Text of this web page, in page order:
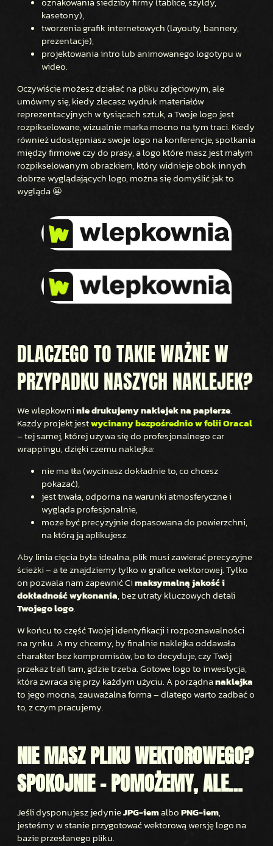
kasetony),
tworzenia grafik internetowych (layouty, bannery,
prezentacje),
projektowania intro lub animowanego logotypu w
wideo.
Oczywiście możesz działać na pliku zdjęciowym, ale
umówmy się, kiedy zlecasz wydruk materiałów
reprezentacyjnych w tysiącach sztuk, a Twoje logo jest
rozpikselowane, wizualnie marka mocno na tym traci. Kiedy
również udostępniasz swoje logo na konferencje, spotkania
między firmowe czy do prasy, a logo które masz jest małym
rozpikselowanym obrazkiem, który widnieje obok innych
dobrze wyglądających logo, można się domyślić jak to
wygląda 😬
DLACZEGO TO TAKIE WAŻNE W
PRZYPADKU NASZYCH NAKLEJEK?
We wlepkowninie drukujemy naklejek na papierze.
Każdy projekt jestwycinany bezpośrednio w folii Oracal
– tej samej, której używa się do profesjonalnego car
wrappingu, dzięki czemu naklejka:
nie ma tła (wycinasz dokładnie to, co chcesz
pokazać),
jest trwała, odporna na warunki atmosferyczne i
wygląda profesjonalnie,
może być precyzyjnie dopasowana do powierzchni,
na którą ją aplikujesz.
Aby linia cięcia była idealna, plik musi zawierać precyzyjne
ścieżki – a te znajdziemy tylko w grafice wektorowej. Tylko
on pozwala nam zapewnić Cimaksymalną jakość i
dokładność wykonania, bez utraty kluczowych detali
Twojego logo.
W końcu to część Twojej identyfikacji i rozpoznawalności
na rynku. A my chcemy, by finalnie naklejka oddawała
charakter bez kompromisów, bo to decyduje, czy Twój
przekaz trafi tam, gdzie trzeba. Gotowe logo to inwestycja,
która zwraca się przy każdym użyciu. A porządnanaklejka
to jego mocna, zauważalna forma – dlatego warto zadbać o
to, z czym pracujemy.
NIE MASZ PLIKU WEKTOROWEGO?
SPOKOJNIE – POMOŻEMY, ALE…
Jeśli dysponujesz jedynieJPG-iemalboPNG-iem,
jesteśmy w stanie przygotować wektorową wersję logo na
bazie przesłanego pliku.